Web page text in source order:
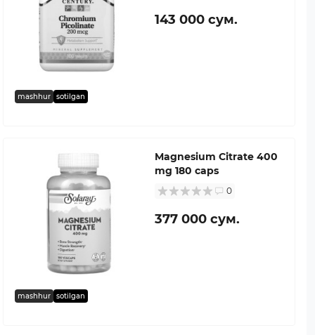
mashhur sotilgan
143 000 сум.
mashhur sotilgan
Magnesium Citrate 400
mg 180 caps
0
377 000 сум.